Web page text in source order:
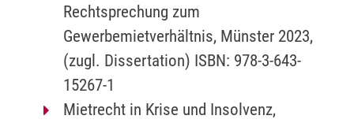
Rechtsprechung zum
Gewerbemietverhältnis, Münster 2023,
(zugl. Dissertation) ISBN: 978-3-643-
15267-1
Mietrecht in Krise und Insolvenz,